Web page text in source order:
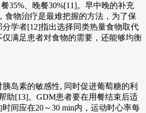
35%、晚餐30%[11]。早中晚的补充
食物治疗是最难把握的方法，为了保
学者[12]指出选择同类热量食物取代
仅满足患者对食物的需要，还能够均衡
岛素的敏感性, 同时促进葡萄糖的利
助[13]。GDM患者要在用餐结束后适
间应在20～30 min内，运动时心率每